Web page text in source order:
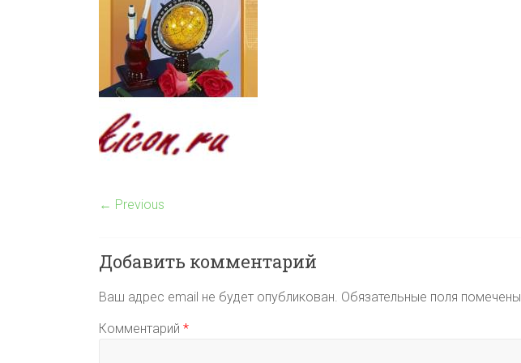
← Previous
Добавить комментарий
Ваш адрес email не будет опубликован. Обязательные поля помечены
Комментарий *